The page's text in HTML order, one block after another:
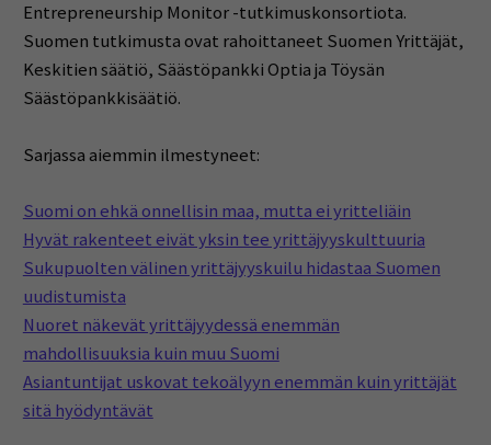
Entrepreneurship Monitor -tutkimuskonsortiota.
Suomen tutkimusta ovat rahoittaneet Suomen Yrittäjät,
Keskitien säätiö, Säästöpankki Optia ja Töysän
Säästöpankkisäätiö.
Sarjassa aiemmin ilmestyneet:
Suomi on ehkä onnellisin maa, mutta ei yritteliäin
Hyvät rakenteet eivät yksin tee yrittäjyyskulttuuria
Sukupuolten välinen yrittäjyyskuilu hidastaa Suomen
uudistumista
Nuoret näkevät yrittäjyydessä enemmän
mahdollisuuksia kuin muu Suomi
Asiantuntijat uskovat tekoälyyn enemmän kuin yrittäjät
sitä hyödyntävät